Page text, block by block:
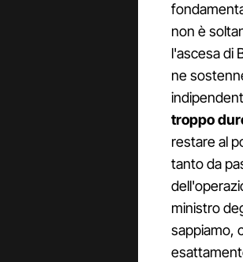
non è
l'ascesa di
ne
troppo
restare al
tanto da
ministro
sappiamo,